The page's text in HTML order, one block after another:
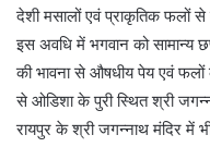
देशी मसालों एवं प्राकृतिक फलों से
इस अवधि में भगवान को सामान्य
की भावना से औषधीय पेय एवं फलों
से ओडिशा के पुरी स्थित श्री
रायपुर के श्री जगन्नाथ मंदिर में